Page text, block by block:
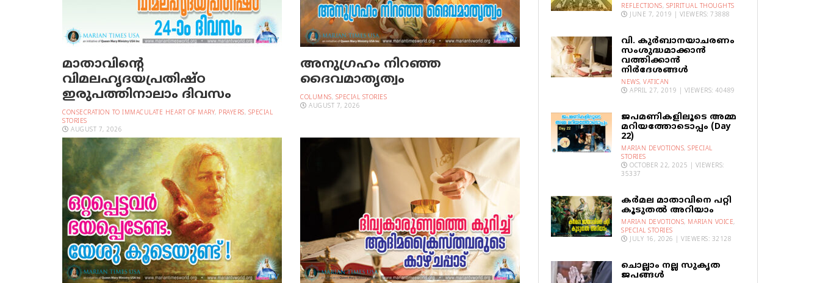
മാതാവിന്റെ
വിമലഹൃദയപ്രതിഷ്ഠ
ഇരുപത്തിനാലാം ദിവസം
CONSECRATION TO IMMACULATE HEART OF MARY, PRAYERS, SPECIAL
STORIES
AUGUST 7, 2026
അനുഗ്രഹം നിറഞ്ഞ
ദൈവമാതൃത്വം
COLUMNS, SPECIAL STORIES
AUGUST 7, 2026
REFLECTIONS, SPIRITUAL THOUGHTS
JUNE 7, 2019 | VIEWERS: 73888
വി. കുര്‍ബാനയാചരണം
സംശുദ്ധമാക്കാന്‍
വത്തിക്കാന്‍
നിര്‍ദേശങ്ങള്‍
NEWS, VATICAN
APRIL 27, 2019 | VIEWERS: 40489
ജപമണികളിലൂടെ അമ്മ
മറിയത്തോടൊപ്പം (Day
22)
MARIAN DEVOTIONS, SPECIAL
STORIES
OCTOBER 22, 2025 | VIEWERS:
35337
കര്‍മല മാതാവിനെ പറ്റി
കൂടുതല്‍ അറിയാം
MARIAN DEVOTIONS, MARIAN VOICE,
SPECIAL STORIES
JULY 16, 2026 | VIEWERS: 32128
ചൊല്ലാം നല്ല സുകൃത
ജപങ്ങൾ